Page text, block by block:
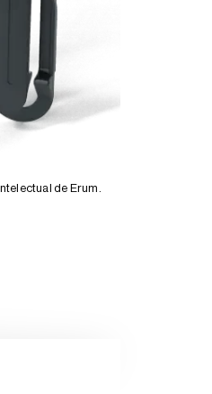
de Erum.